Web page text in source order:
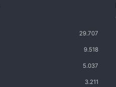
29.707
9.518
5.037
3.211